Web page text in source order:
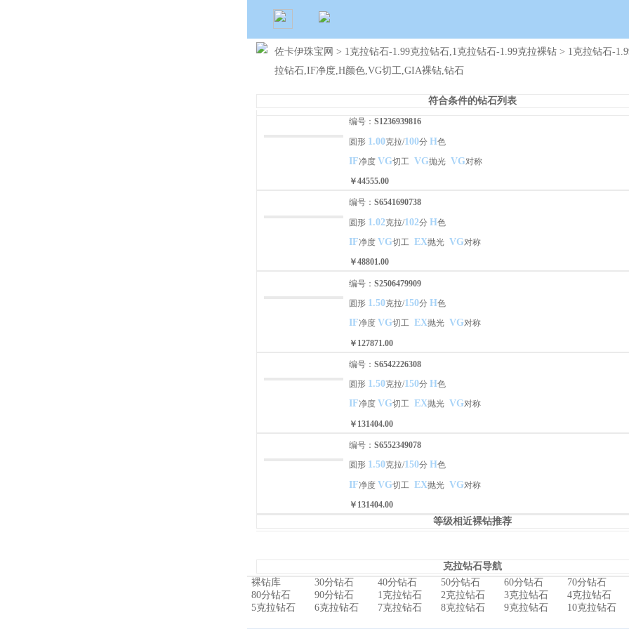
佐卡伊珠宝网 > 1克拉钻石-1.99克拉钻石,1克拉钻石-1.99克拉裸钻 > 1克拉钻石-
拉钻石,IF净度,H颜色,VG切工,GIA裸钻,钻石
符合条件的钻石列表
编号：S1236939816
圆形 1.00克拉/100分H色
IF净度VG切工 VG抛光 VG对称
￥44555.00
编号：S6541690738
圆形 1.02克拉/102分H色
IF净度 VG切工 EX抛光 VG对称
￥48801.00
编号：S2506479909
圆形 1.50克拉/150分H色
IF净度 VG切工 EX抛光 VG对称
￥127871.00
编号：S6542226308
圆形 1.50克拉/150分H色
IF净度 VG切工 EX抛光 VG对称
￥131404.00
编号：S6552349078
圆形 1.50克拉/150分H色
IF净度VG切工 EX抛光 VG对称
￥131404.00
等级相近裸钻推荐
克拉钻石导航
裸钻库
30分钻石 40分钻石 50分钻石 60分钻石
70分钻石
80分钻石
90分钻石 1克拉钻石 2克拉钻石 3克拉钻石
4克拉钻石
5克拉钻石
6克拉钻石 7克拉钻石 8克拉钻石 9克拉钻石 10克拉钻石